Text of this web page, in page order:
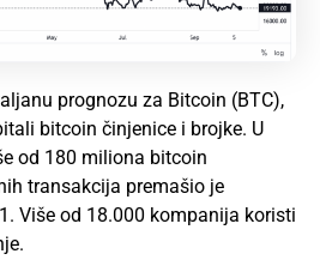
prognozu za Bitcoin (BTC),
bitcoin činjenice i brojke. U
od 180 miliona bitcoin
transakcija premašio je
Više od 18.000 kompanija koristi